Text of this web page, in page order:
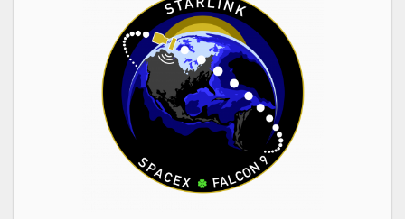
Facebook
Kalendarze